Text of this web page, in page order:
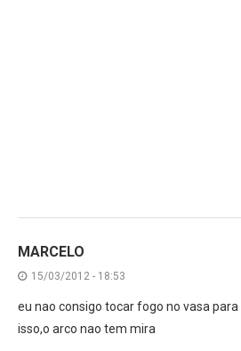
MARCELO
15/03/2012 - 18:53
eu nao consigo tocar fogo no vasa
isso,o arco nao tem mira